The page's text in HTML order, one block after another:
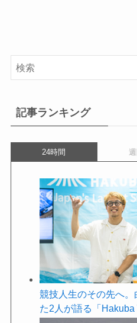
記事ランキング
24時間
競技人生のその先へ
た2人が語る「